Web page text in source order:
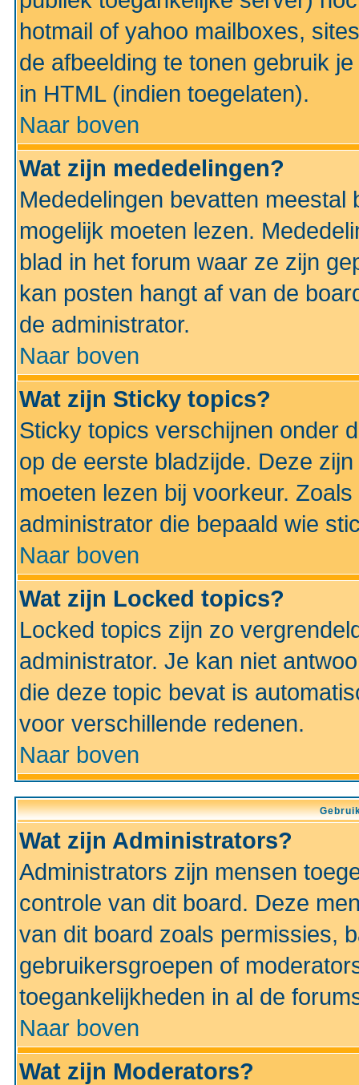
hotmail of yahoo mailboxes,
de afbeelding te tonen gebruik
in HTML (indien toegelaten).
Naar boven
Wat zijn mededelingen?
Mededelingen bevatten
mogelijk moeten lezen.
blad in het forum waar ze zijn
kan posten hangt af van de
de administrator.
Naar boven
Wat zijn Sticky topics?
Sticky topics verschijnen onder
op de eerste bladzijde. Deze
moeten lezen bij voorkeur.
administrator die bepaald wie
Naar boven
Wat zijn Locked topics?
Locked topics zijn zo
administrator. Je kan niet
die deze topic bevat is
voor verschillende redenen.
Naar boven
Wat zijn Administrators?
Administrators zijn mensen
controle van dit board. Deze
van dit board zoals permissies,
gebruikersgroepen of
toegankelijkheden in al de
Naar boven
Wat zijn Moderators?